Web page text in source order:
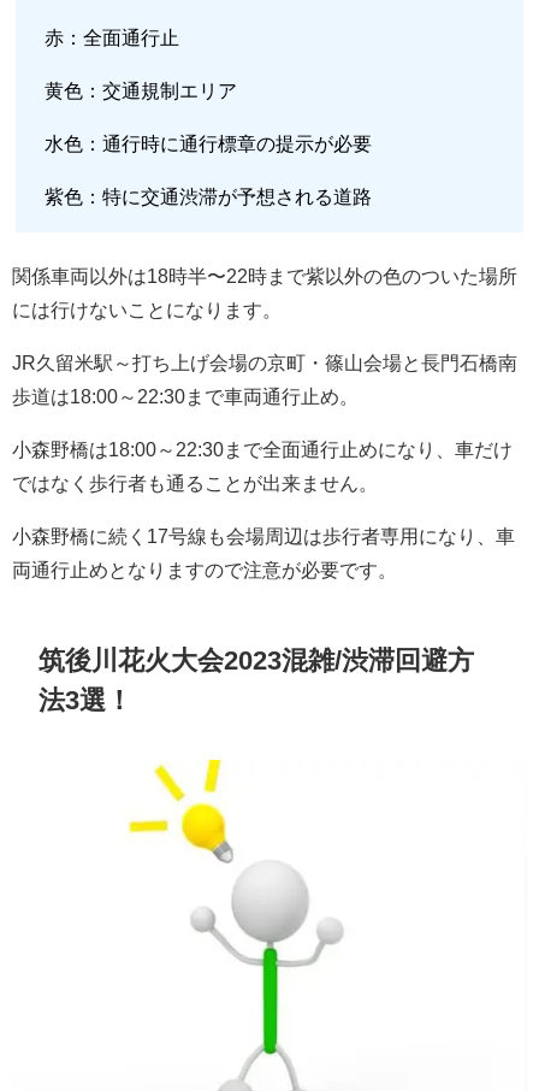
赤：全面通行止
黄色：交通規制エリア
水色：通行時に通行標章の提示が必要
紫色：特に交通渋滞が予想される道路
関係車両以外は18時半〜22時まで紫以外の色のついた場所
には行けないことになります。
JR久留米駅～打ち上げ会場の京町・篠山会場と長門石橋南
歩道は18:00～22:30まで車両通行止め。
小森野橋は18:00～22:30まで全面通行止めになり、車だけ
ではなく歩行者も通ることが出来ません。
小森野橋に続く17号線も会場周辺は歩行者専用になり、車
両通行止めとなりますので注意が必要です。
筑後川花火大会2023混雑/渋滞回避方
法3選！